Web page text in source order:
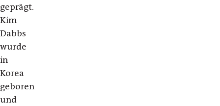
geprägt.
Kim
Dabbs
wurde
in
Korea
geboren
und